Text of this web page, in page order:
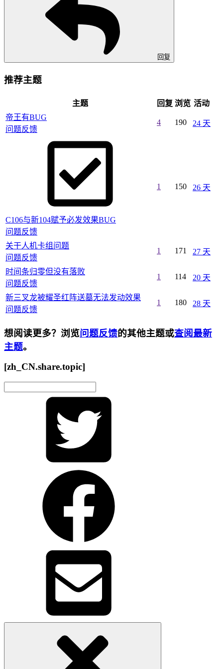
回复
推荐主题
主题 回复 浏览 活动
帝王有BUG
问题反馈
4 190 24 天
C106与新104赋予必发效果BUG
问题反馈
1 150 26 天
关干人机卡组问题
问题反馈
1 171 27 天
时间条归零但没有落败
问题反馈
1 114 20 天
新三叉龙被耀圣红阵送墓无法发动效果
问题反馈
1 180 28 天
想阅读更多？浏览问题反馈的其他主题或查阅最新
主题。
[zh_CN.share.topic]